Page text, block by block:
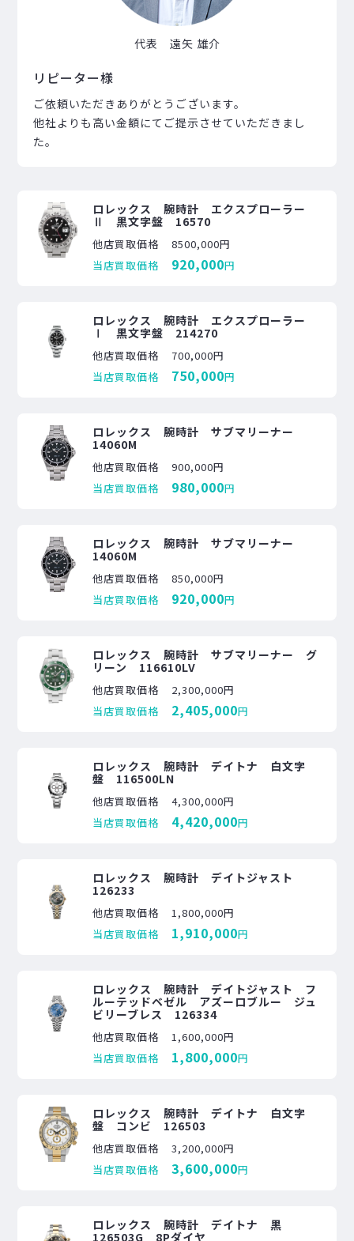
代表 遠矢 雄介
リピーター様
ご依頼いただきありがとうございます。
他社よりも高い金額にてご提示させていただきまし
た。
ロレックス 腕時計 エクスプローラー
Ⅱ 黒文字盤 16570
他店買取価格
8500,000円
当店買取価格
920,000円
ロレックス 腕時計 エクスプローラー
Ⅰ 黒文字盤 214270
他店買取価格
700,000円
当店買取価格
750,000円
ロレックス 腕時計 サブマリーナー
14060M
他店買取価格
900,000円
当店買取価格
980,000円
ロレックス 腕時計 サブマリーナー
14060M
他店買取価格
850,000円
当店買取価格
920,000円
ロレックス 腕時計 サブマリーナー グ
リーン 116610LV
他店買取価格
2,300,000円
当店買取価格
2,405,000円
ロレックス 腕時計 デイトナ 白文字
盤 116500LN
他店買取価格
4,300,000円
当店買取価格
4,420,000円
ロレックス 腕時計 デイトジャスト
126233
他店買取価格
1,800,000円
当店買取価格
1,910,000円
ロレックス 腕時計 デイトジャスト フ
ルーテッドベゼル アズーロブルー ジュ
ビリーブレス 126334
他店買取価格
1,600,000円
当店買取価格
1,800,000円
ロレックス 腕時計 デイトナ 白文字
盤 コンビ 126503
他店買取価格
3,200,000円
当店買取価格
3,600,000円
ロレックス 腕時計 デイトナ 黒
126503G 8Pダイヤ